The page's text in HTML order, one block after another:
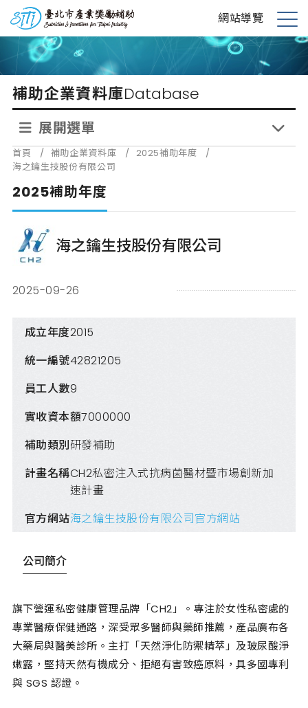
到
內
台北市產業獎勵補助 網站導覽
展
單
補助企業資料庫Database
展開選單
首頁 / 補助企業資料庫 / 2025補助年度
/
海之鑰生技股份有限公司
2025補助年度
海之鑰生技股份有限公司
2025-09-26
成立年度2015
統一編號42821205
員工人數9
實收資本額7000000
補助類別研發補助
計畫名稱CH2私密注入式抗病菌醫材暨市場創新加
速計畫
官方網站海之鑰生技股份有限公司官方網站
公司簡介
旗下營運私密健康管理品牌「CH2」。專注於女性私密處的
專業醫療保健通路，深受眾多醫師與藥師推薦，產品廣布各
大藥局與醫美診所。主打「天然淨化防禦精萃」及玻尿酸淨
嫩露，堅持天然有機成分、拒絕有害致癌原料，具多國專利
與 SGS 認證。